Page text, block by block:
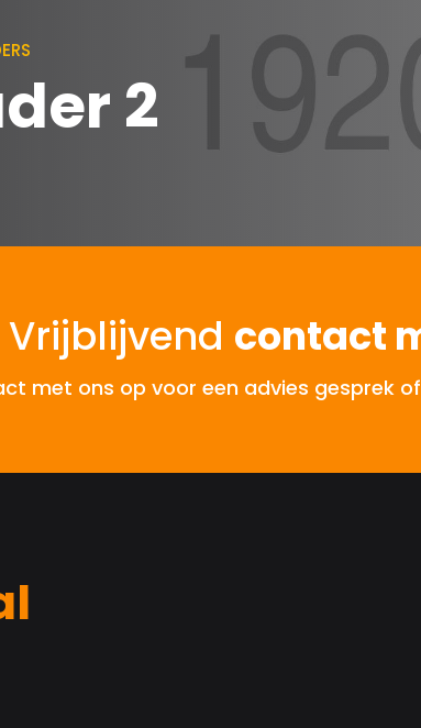
2
Vrijblijvend contact
met ons op voor een advies gesprek